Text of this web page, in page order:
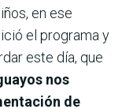
en ese
el programa y
este día, que
nos
de